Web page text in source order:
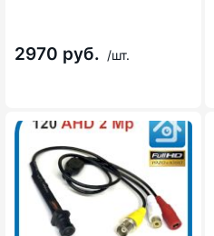
2970 руб. /шт.